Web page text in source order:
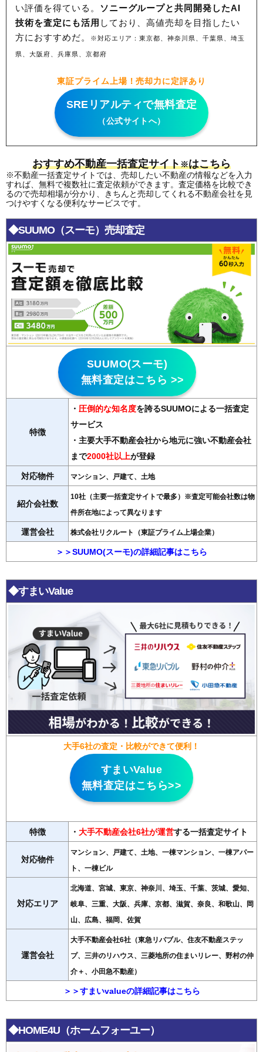
い評価を得ている。 ソニーグループと共同開発したAI
技術を査定にも活用 しており、高値売却を目指したい
方におすすめだ。
※対応エリア：東京都、神奈川県、千葉県、埼玉
県、大阪府、兵庫県、京都府
東証プライム上場！売却力に定評あり
SREリアルティで無料査定
（公式サイトへ）
おすすめ不動産一括査定サイト※はこちら
※不動産一括査定サイトでは、売却したい不動産の情報などを入力
すれば、無料で複数社に査定依頼ができます。査定価格を比較でき
るので売却相場が分かり、きちんと売却してくれる不動産会社を見
つけやすくなる便利なサービスです。
◆SUUMO（スーモ）売却査定
SUUMO(スーモ)
無料査定はこちら >>
特徴
・ 圧倒的な知名度を誇るSUUMOによる一括査定
サービス
・主要大手不動産会社から地元に強い不動産会社
まで2000社以上が登録
対応物件 マンション、戸建て、土地
紹介会社数
10社（主要一括査定サイトで最多）※査定可能会社数は物
件所在地によって異なります
運営会社 株式会社リクルート（東証プライム上場企業）
＞＞SUUMO(スーモ)の詳細記事はこちら
◆すまいValue
大手6社の査定・比較ができて便利！
すまいValue
無料査定はこちら>>
特徴 ・ 大手不動産会社6社が運営する一括査定サイト
対応物件
マンション、戸建て、土地、一棟マンション、一棟アパー
ト、一棟ビル
対応エリア
北海道、宮城、東京、神奈川、埼玉、千葉、茨城、愛知、
岐阜、三重、大阪、兵庫、京都、滋賀、奈良、和歌山、岡
山、広島、福岡、佐賀
運営会社
大手不動産会社6社（東急リバブル、住友不動産ステッ
プ、三井のリハウス、三菱地所の住まいリレー、野村の仲
介＋、小田急不動産）
＞＞すまいvalueの詳細記事はこちら
◆HOME4U（ホームフォーユー）